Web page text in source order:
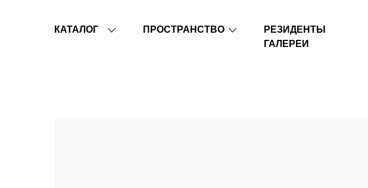
ПРОСТРАНСТВО
КАТАЛОГ
РЕЗИДЕНТЫ
ГАЛЕРЕИ